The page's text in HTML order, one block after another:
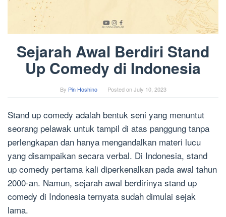
Sejarah Awal Berdiri Stand
Up Comedy di Indonesia
By Pin Hoshino Posted onJuly 10, 2023
Stand up comedy adalah bentuk seni yang menuntut
seorang pelawak untuk tampil di atas panggung tanpa
perlengkapan dan hanya mengandalkan materi lucu
yang disampaikan secara verbal. Di Indonesia, stand
up comedy pertama kali diperkenalkan pada awal tahun
2000-an. Namun, sejarah awal berdirinya stand up
comedy di Indonesia ternyata sudah dimulai sejak
lama.